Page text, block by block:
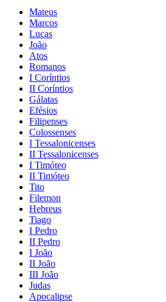
Mateus
Marcos
Lucas
João
Atos
Romanos
I Coríntios
II Coríntios
Gálatas
Efésios
Filipenses
Colossenses
I Tessalonicenses
II Tessalonicenses
I Timóteo
II Timóteo
Tito
Filemon
Hebreus
Tiago
I Pedro
II Pedro
I João
II João
III João
Judas
Apocalipse